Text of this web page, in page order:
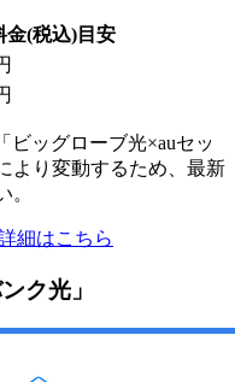
金(税込)目安
ッグローブ光×auセッ
より変動するため、最新
。
細はこちら
ク光」